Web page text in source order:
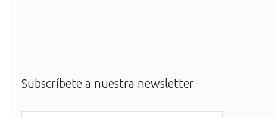
Subscríbete a nuestra newsletter